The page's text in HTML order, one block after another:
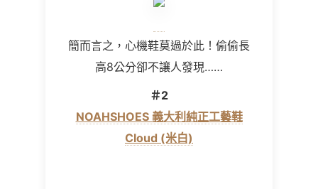
簡而言之，心機鞋莫過於此！偷偷長
高8公分卻不讓人發現……
＃2
NOAHSHOES 義大利純正工藝鞋
Cloud (米白)